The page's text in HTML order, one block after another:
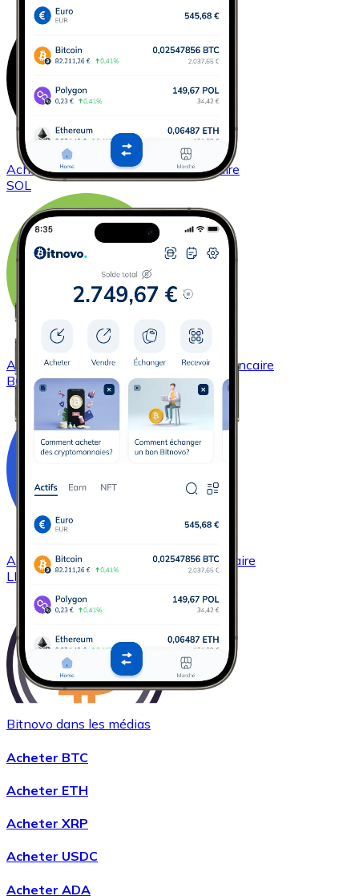
AcheterSolanaavec virement bancaire
SOL
AcheterBitcoin Cash avec virement bancaire
BCH
AcheterChainlink
avec virement bancaire
LINK
AcheterWrapped Bitcoin
Bitnovo dans les médias
Acheter BTC
Acheter ETH
Acheter XRP
Acheter USDC
Acheter ADA